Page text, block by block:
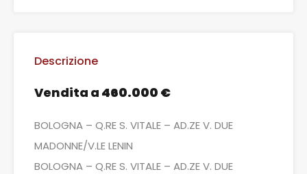
Descrizione
Vendita a 460.000 €
BOLOGNA – Q.RE S. VITALE – AD.ZE V. DUE
MADONNE/V.LE LENIN
BOLOGNA – Q.RE S. VITALE – AD.ZE V. DUE